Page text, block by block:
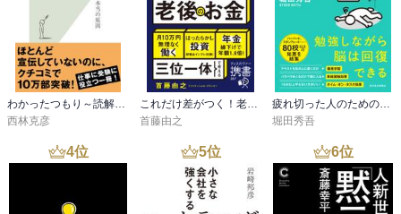
わかったつもり～読解力がつかない本当の原因～
西林克彦
これだけ差がつく！老後のお金 55歳から15年で2500万円をつくる
首藤由之
疲れ切った人のための勉強法
堀田秀吾
4位 5位 6位